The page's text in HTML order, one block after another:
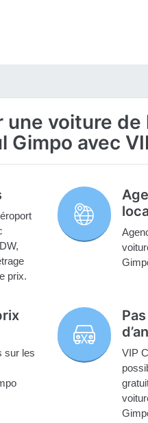
une voiture de
avec
prix.
sur les
VIP